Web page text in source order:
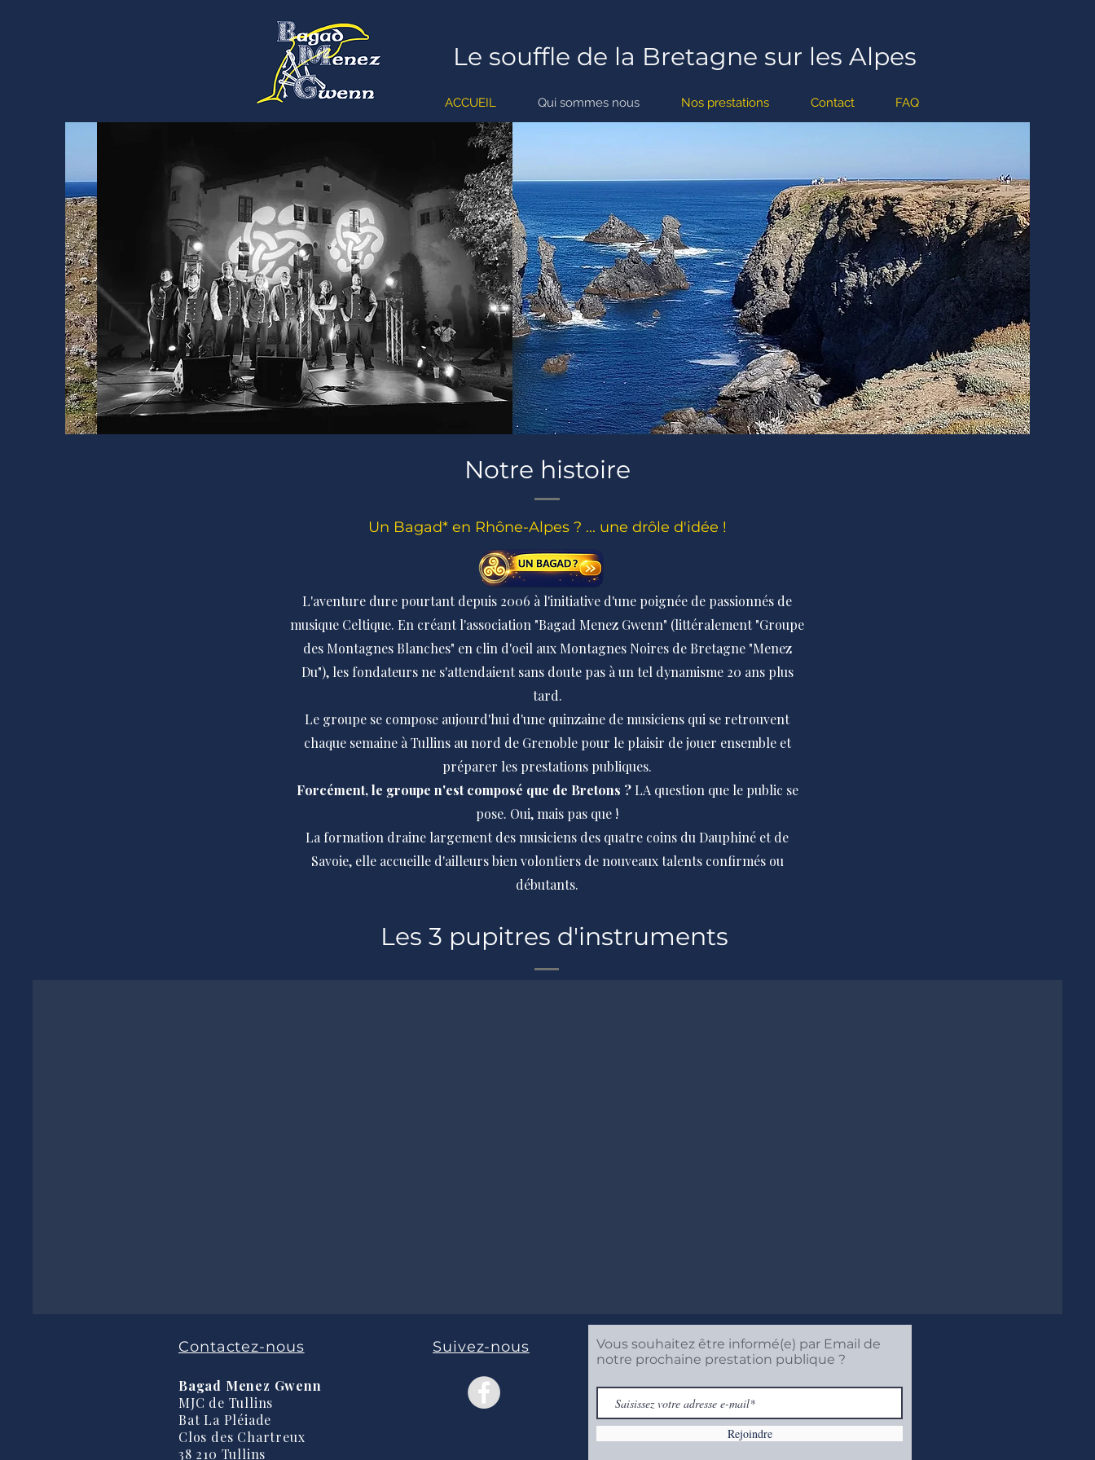
Le souffle de la Bretagne sur les Alpes
ACCUEIL Qui sommes nous Nos prestations Contact FAQ
Notre histoire
Un Bagad* en Rhône-Alpes ? ... une drôle d'idée !
L'aventure dure pourtant depuis 2006 à l'initiative d'une poignée de passionnés de
musique Celtique. En créant l'association "Bagad Menez Gwenn" (littéralement "Groupe
des Montagnes Blanches" en clin d'oeil aux Montagnes Noires de Bretagne "Menez
Du"), les fondateurs ne s'attendaient sans doute pas à un tel dynamisme 20 ans plus
tard.
Le groupe se compose aujourd'hui d'une quinzaine de musiciens qui se retrouvent
chaque semaine à Tullins au nord de Grenoble pour le plaisir de jouer ensemble et
préparer les prestations publiques.
Forcément, le groupe n'est composé que de Bretons ? LA question que le public se
pose. Oui, mais pas que !
La formation draine largement des musiciens des quatre coins du Dauphiné et de
Savoie, elle accueille d'ailleurs bien volontiers de nouveaux talents confirmés ou
débutants.
Les 3 pupitres d'instruments
Contactez-nous
Bagad Menez Gwenn
MJC de Tullins
Bat La Pléiade
Clos des Chartreux
38 210 Tullins
Suivez-nous
Vous souhaitez être informé(e) par Email de
notre prochaine prestation publique ?
Rejoindre